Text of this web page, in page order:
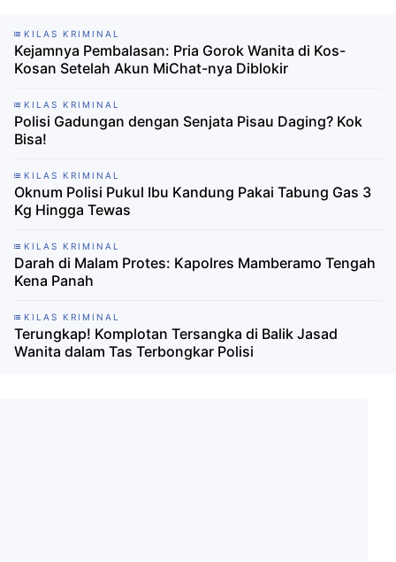
KILAS KRIMINAL
Kejamnya Pembalasan: Pria Gorok Wanita di Kos-
Kosan Setelah Akun MiChat-nya Diblokir
KILAS KRIMINAL
Polisi Gadungan dengan Senjata Pisau Daging? Kok
Bisa!
KILAS KRIMINAL
Oknum Polisi Pukul Ibu Kandung Pakai Tabung Gas 3
Kg Hingga Tewas
KILAS KRIMINAL
Darah di Malam Protes: Kapolres Mamberamo Tengah
Kena Panah
KILAS KRIMINAL
Terungkap! Komplotan Tersangka di Balik Jasad
Wanita dalam Tas Terbongkar Polisi